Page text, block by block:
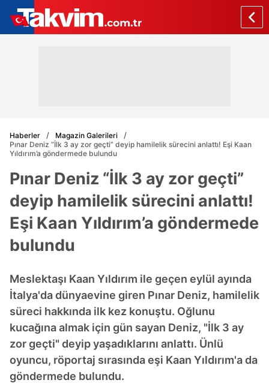
Haberler
Magazin Galerileri
Pınar Deniz “İlk 3 ay zor geçti” deyip hamilelik sürecini anlattı! Eşi Kaan
Yıldırım’a göndermede bulundu
Pınar Deniz “İlk 3 ay zor geçti”
deyip hamilelik sürecini anlattı!
Eşi Kaan Yıldırım’a göndermede
bulundu
Meslektaşı Kaan Yıldırım ile geçen eylül ayında
İtalya'da dünyaevine giren Pınar Deniz, hamilelik
süreci hakkında ilk kez konuştu. Oğlunu
kucağına almak için gün sayan Deniz, "İlk 3 ay
zor geçti" deyip yaşadıklarını anlattı. Ünlü
oyuncu, röportaj sırasında eşi Kaan Yıldırım'a da
göndermede bulundu.